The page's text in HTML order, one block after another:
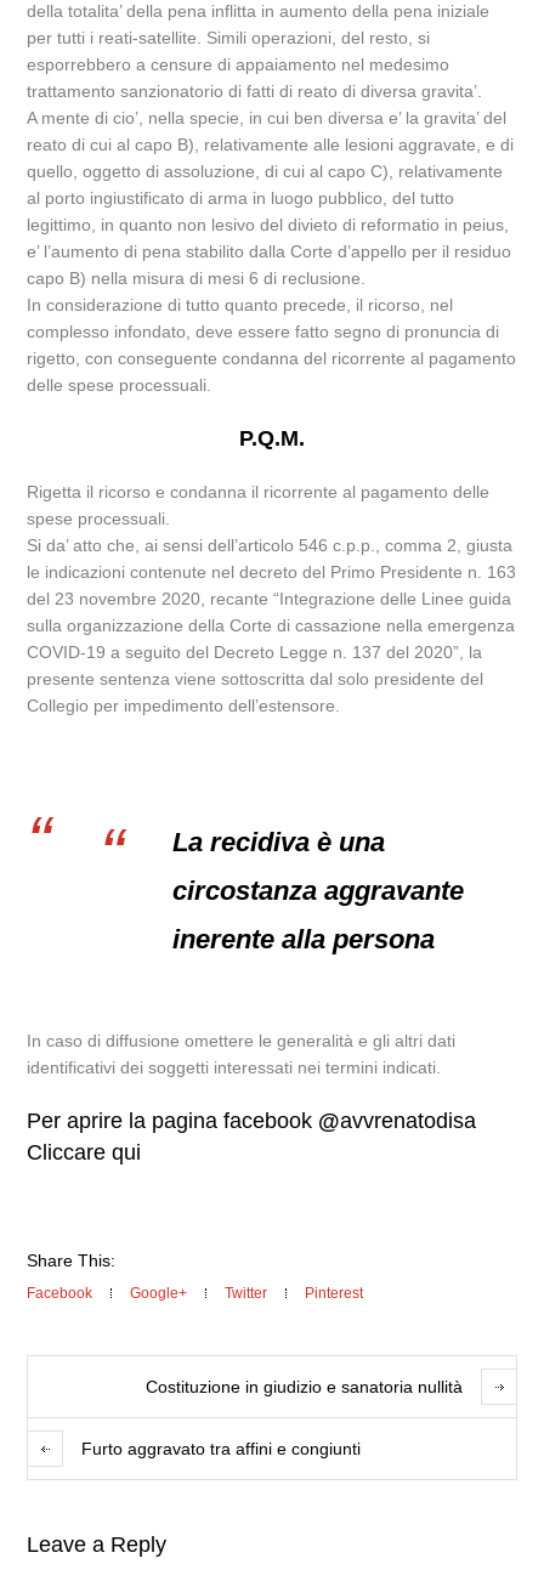
della totalita’ della pena inflitta in aumento della pena iniziale
per tutti i reati-satellite. Simili operazioni, del resto, si
esporrebbero a censure di appaiamento nel medesimo
trattamento sanzionatorio di fatti di reato di diversa gravita’.
A mente di cio’, nella specie, in cui ben diversa e’ la gravita’ del
reato di cui al capo B), relativamente alle lesioni aggravate, e di
quello, oggetto di assoluzione, di cui al capo C), relativamente
al porto ingiustificato di arma in luogo pubblico, del tutto
legittimo, in quanto non lesivo del divieto di reformatio in peius,
e’ l’aumento di pena stabilito dalla Corte d’appello per il residuo
capo B) nella misura di mesi 6 di reclusione.
In considerazione di tutto quanto precede, il ricorso, nel
complesso infondato, deve essere fatto segno di pronuncia di
rigetto, con conseguente condanna del ricorrente al pagamento
delle spese processuali.
P.Q.M.
Rigetta il ricorso e condanna il ricorrente al pagamento delle
spese processuali.
Si da’ atto che, ai sensi dell’articolo 546 c.p.p., comma 2, giusta
le indicazioni contenute nel decreto del Primo Presidente n. 163
del 23 novembre 2020, recante “Integrazione delle Linee guida
sulla organizzazione della Corte di cassazione nella emergenza
COVID-19 a seguito del Decreto Legge n. 137 del 2020”, la
presente sentenza viene sottoscritta dal solo presidente del
Collegio per impedimento dell’estensore.
La recidiva è una
circostanza aggravante
inerente alla persona
In caso di diffusione omettere le generalità e gli altri dati
identificativi dei soggetti interessati nei termini indicati.
Per aprire la pagina facebook @avvrenatodisa
Cliccare qui
Share This:
Facebook Google+ Twitter Pinterest
Costituzione in giudizio e sanatoria nullità
Furto aggravato tra affini e congiunti
Leave a Reply